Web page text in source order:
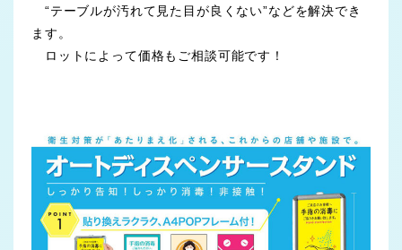
“テーブルが汚れて見た目が良くない”などを解決でき
ます。
ロットによって価格もご相談可能です！